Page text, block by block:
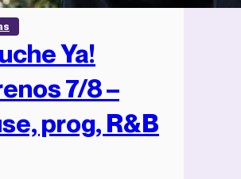
Ya!
7/8 –
prog, R&B